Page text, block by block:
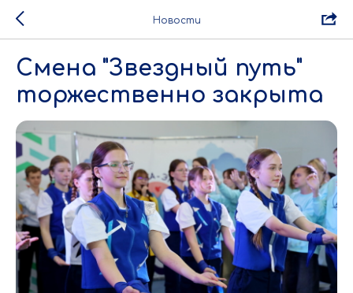
Новости
Смена "Звездный путь"
торжественно закрыта